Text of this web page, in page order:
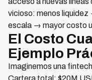
vicioso: menos
escala → mayor costo
El Costo
Ejemplo
Imaginemos una